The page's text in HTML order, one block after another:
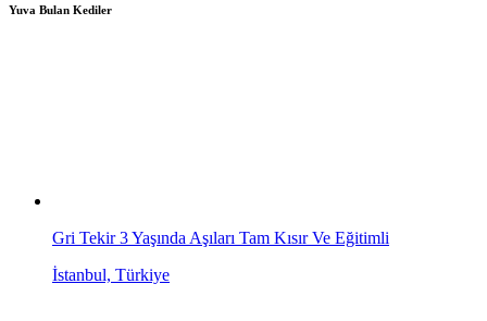
Yuva Bulan Kediler
Gri Tekir 3 Yaşında Aşıları Tam Kısır Ve Eğitimli
İstanbul, Türkiye